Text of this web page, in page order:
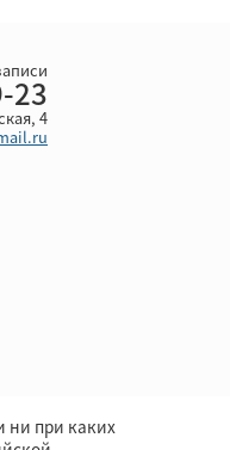
23
4
ни при каких